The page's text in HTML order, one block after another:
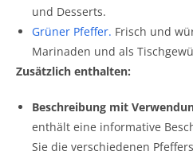
und Desserts.
Grüner Pfeffer. Frisch und
Marinaden und als
Zusätzlich enthalten:
Beschreibung mit
enthält eine informative
Sie die verschiedenen